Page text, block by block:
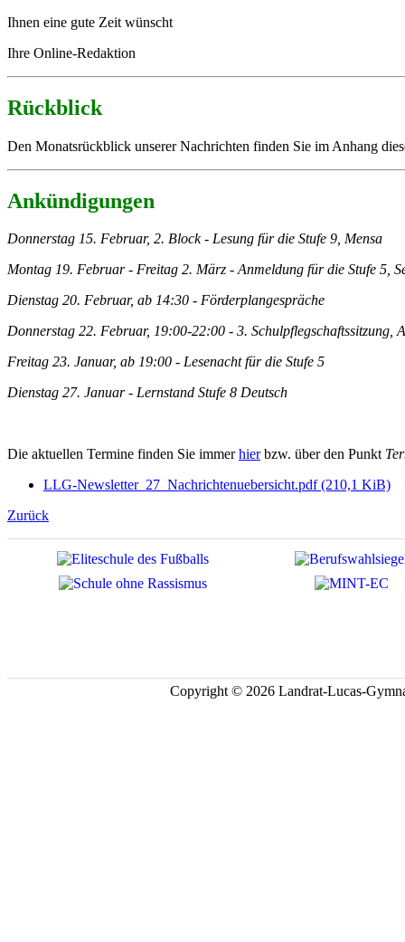
Ihnen eine gute Zeit wünscht
Ihre Online-Redaktion
Rückblick
Den Monatsrückblick unserer Nachrichten finden Sie im Anhang
Ankündigungen
Donnerstag 15. Februar, 2. Block - Lesung für die Stufe 9, Mensa
Montag 19. Februar - Freitag 2. März - Anmeldung für die Stufe 5,
Dienstag 20. Februar, ab 14:30 - Förderplangespräche
Donnerstag 22. Februar, 19:00-22:00 - 3. Schulpflegschaftssitzung,
Freitag 23. Januar, ab 19:00 - Lesenacht für die Stufe 5
Dienstag 27. Januar - Lernstand Stufe 8 Deutsch
Die aktuellen Termine finden Sie immerhierbzw. über den Punkt
LLG-Newsletter_27_Nachrichtenuebersicht.pdf(210,1 KiB)
Zurück
Copyright © 2026 Landrat-Lucas-